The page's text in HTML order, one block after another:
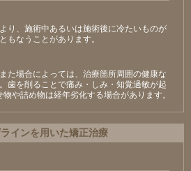
り、施術中あるいは施術後に冷たいものが
もなうことがあります。
た場合によっては、治療箇所周囲の健康な
⻭を削ることで痛み・しみ・知覚過敏が起
や詰め物は経年劣化する場合があります。
インを用いた矯正治療